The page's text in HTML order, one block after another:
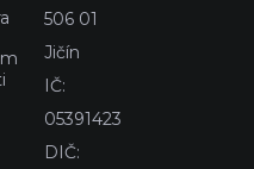
506 01
Jičín
IČ:
05391423
DIČ: